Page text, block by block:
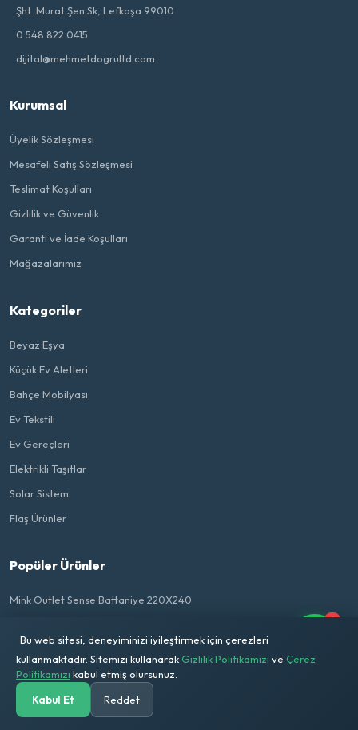
Şht. Murat Şen Sk, Lefkoşa 99010
0 548 822 0415
dijital@mehmetdogrultd.com
Kurumsal
Üyelik Sözleşmesi
Mesafeli Satış Sözleşmesi
Teslimat Koşulları
Gizlilik ve Güvenlik
Garanti ve İade Koşulları
Mağazalarımız
Kategoriler
Beyaz Eşya
Küçük Ev Aletleri
Bahçe Mobilyası
Ev Tekstili
Ev Gereçleri
Elektrikli Taşıtlar
Solar Sistem
Flaş Ürünler
Popüler Ürünler
Mink Outlet Sense Battaniye 220X240
Lines Maya 26Cm Basık Granit Tencere Outlet
Lines 7 Parça Defne Kare Tencere Seti Altın K. İndiksyion T.
Lines Maya 20Cm Granit Derin Tencere Outlet
1
Kategoriler Ara
Bu web sitesi, deneyiminizi iyileştirmek için çerezleri
kullanmaktadır. Sitemizi kullanarak Gizlilik Politikamızı ve Çerez
Politikamızı kabul etmiş olursunuz.
Kabul Et
Reddet